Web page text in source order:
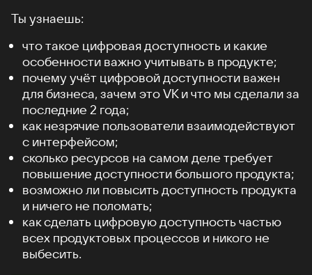
Ты узнаешь:
что такое цифровая доступность и какие
особенности важно учитывать в продукте;
почему учёт цифровой доступности важен
для бизнеса, зачем это VK и что мы сделали за
последние 2 года;
как незрячие пользователи взаимодействуют
с интерфейсом;
сколько ресурсов на самом деле требует
повышение доступности большого продукта;
возможно ли повысить доступность продукта
и ничего не поломать;
как сделать цифровую доступность частью
всех продуктовых процессов и никого не
выбесить.